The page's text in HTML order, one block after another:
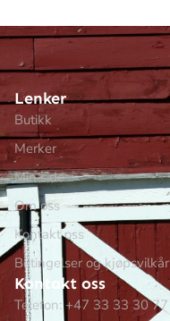
Lenker
Butikk
Merker
Min side
Om oss
Kontakt oss
Betingelser og kjøpsvilkår
Kontakt oss
Telefon: +47 33 33 30 77